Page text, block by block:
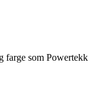
farge som Powertekk